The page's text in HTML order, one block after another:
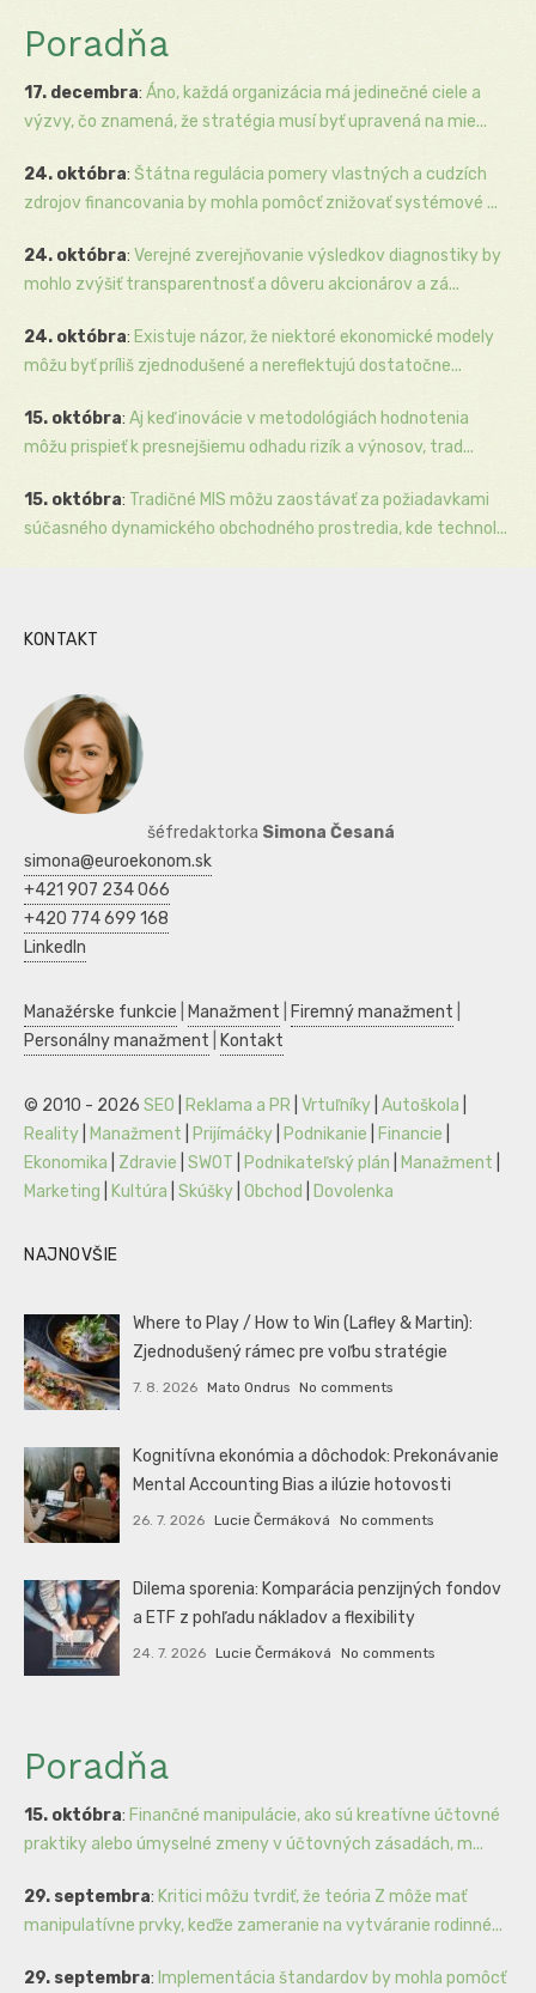
Poradňa
17. decembra: Áno, každá organizácia má jedinečné ciele a
výzvy, čo znamená, že stratégia musí byť upravená na mie...
24. októbra: Štátna regulácia pomery vlastných a cudzích
zdrojov financovania by mohla pomôcť znižovať systémové ...
24. októbra: Verejné zverejňovanie výsledkov diagnostiky by
mohlo zvýšiť transparentnosť a dôveru akcionárov a zá...
24. októbra: Existuje názor, že niektoré ekonomické modely
môžu byť príliš zjednodušené a nereflektujú dostatočne...
15. októbra: Aj keď inovácie v metodológiách hodnotenia
môžu prispieť k presnejšiemu odhadu rizík a výnosov, trad...
15. októbra: Tradičné MIS môžu zaostávať za požiadavkami
súčasného dynamického obchodného prostredia, kde technol...
KONTAKT
šéfredaktorka Simona Česaná
simona@euroekonom.sk
+421 907 234 066
+420 774 699 168
LinkedIn
Manažérske funkcie Manažment Firemný manažment
Personálny manažment
Kontakt
© 2010 - 2026 SEO Reklama a PR Vrtuľníky Autoškola
Reality
Manažment Prijímáčky Podnikanie Financie
Ekonomika
Zdravie SWOT Podnikateľský plán Manažment
Marketing
Kultúra Skúšky Obchod Dovolenka
NAJNOVŠIE
Where to Play / How to Win (Lafley & Martin):
Zjednodušený rámec pre voľbu stratégie
7. 8. 2026 Mato Ondrus No comments
Kognitívna ekonómia a dôchodok: Prekonávanie
Mental Accounting Bias a ilúzie hotovosti
26. 7. 2026 Lucie Čermáková No comments
Dilema sporenia: Komparácia penzijných fondov
a ETF z pohľadu nákladov a flexibility
24. 7. 2026 Lucie Čermáková No comments
Poradňa
15. októbra: Finančné manipulácie, ako sú kreatívne účtovné
praktiky alebo úmyselné zmeny v účtovných zásadách, m...
29. septembra: Kritici môžu tvrdiť, že teória Z môže mať
manipulatívne prvky, keďže zameranie na vytváranie rodinné...
29. septembra: Implementácia štandardov by mohla pomôcť